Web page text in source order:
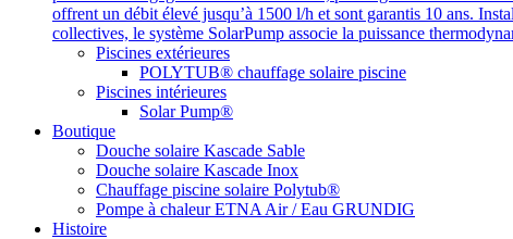
offrent un débit élevé jusqu’à 1500 l/h et sont garantis 10 ans.
collectives, le système SolarPump associe la puissance
Piscines extérieures
POLYTUB® chauffage solaire piscine
Piscines intérieures
Solar Pump®
Boutique
Douche solaire Kascade Sable
Douche solaire Kascade Inox
Chauffage piscine solaire Polytub®
Pompe à chaleur ETNA Air / Eau GRUNDIG
Histoire